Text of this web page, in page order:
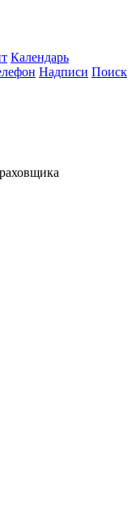
Календарь
Надписи Поиск